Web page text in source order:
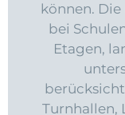
können.
bei
Etagen,
Turnhallen,